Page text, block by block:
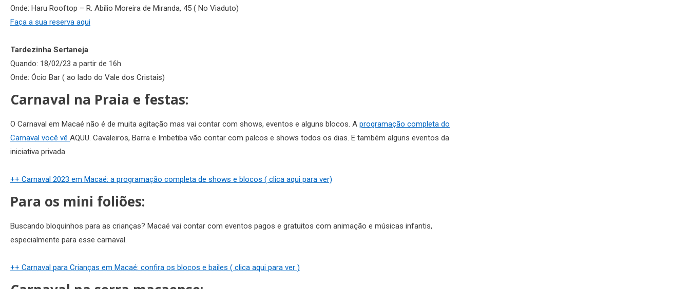
Onde: Haru Rooftop – R. Abílio Moreira de Miranda, 45 ( No Viaduto)
Faça a sua reserva aqui
Tardezinha Sertaneja
Quando: 18/02/23 a partir de 16h
Onde: Ócio Bar ( ao lado do Vale dos Cristais)
Carnaval na Praia e festas:
O Carnaval em Macaé não é de muita agitação mas vai contar com shows, eventos e alguns blocos. A programação completa do
Carnaval você vê AQUU. Cavaleiros, Barra e Imbetiba vão contar com palcos e shows todos os dias. E também alguns eventos da
iniciativa privada.
++ Carnaval 2023 em Macaé: a programação completa de shows e blocos ( clica aqui para ver)
Para os mini foliões:
Buscando bloquinhos para as crianças? Macaé vai contar com eventos pagos e gratuitos com animação e músicas infantis,
especialmente para esse carnaval.
++ Carnaval para Crianças em Macaé: confira os blocos e bailes ( clica aqui para ver )